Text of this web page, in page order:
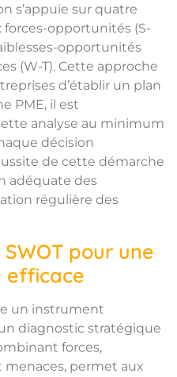
s’appuie sur quatre
forces-opportunités (S-
opportunités
(W-T). Cette approche
d’établir un plan
PME, il est
analyse au minimum
décision
de cette démarche
adéquate des
régulière des
pour une
efficace
un instrument
diagnostic stratégique
forces,
permet aux